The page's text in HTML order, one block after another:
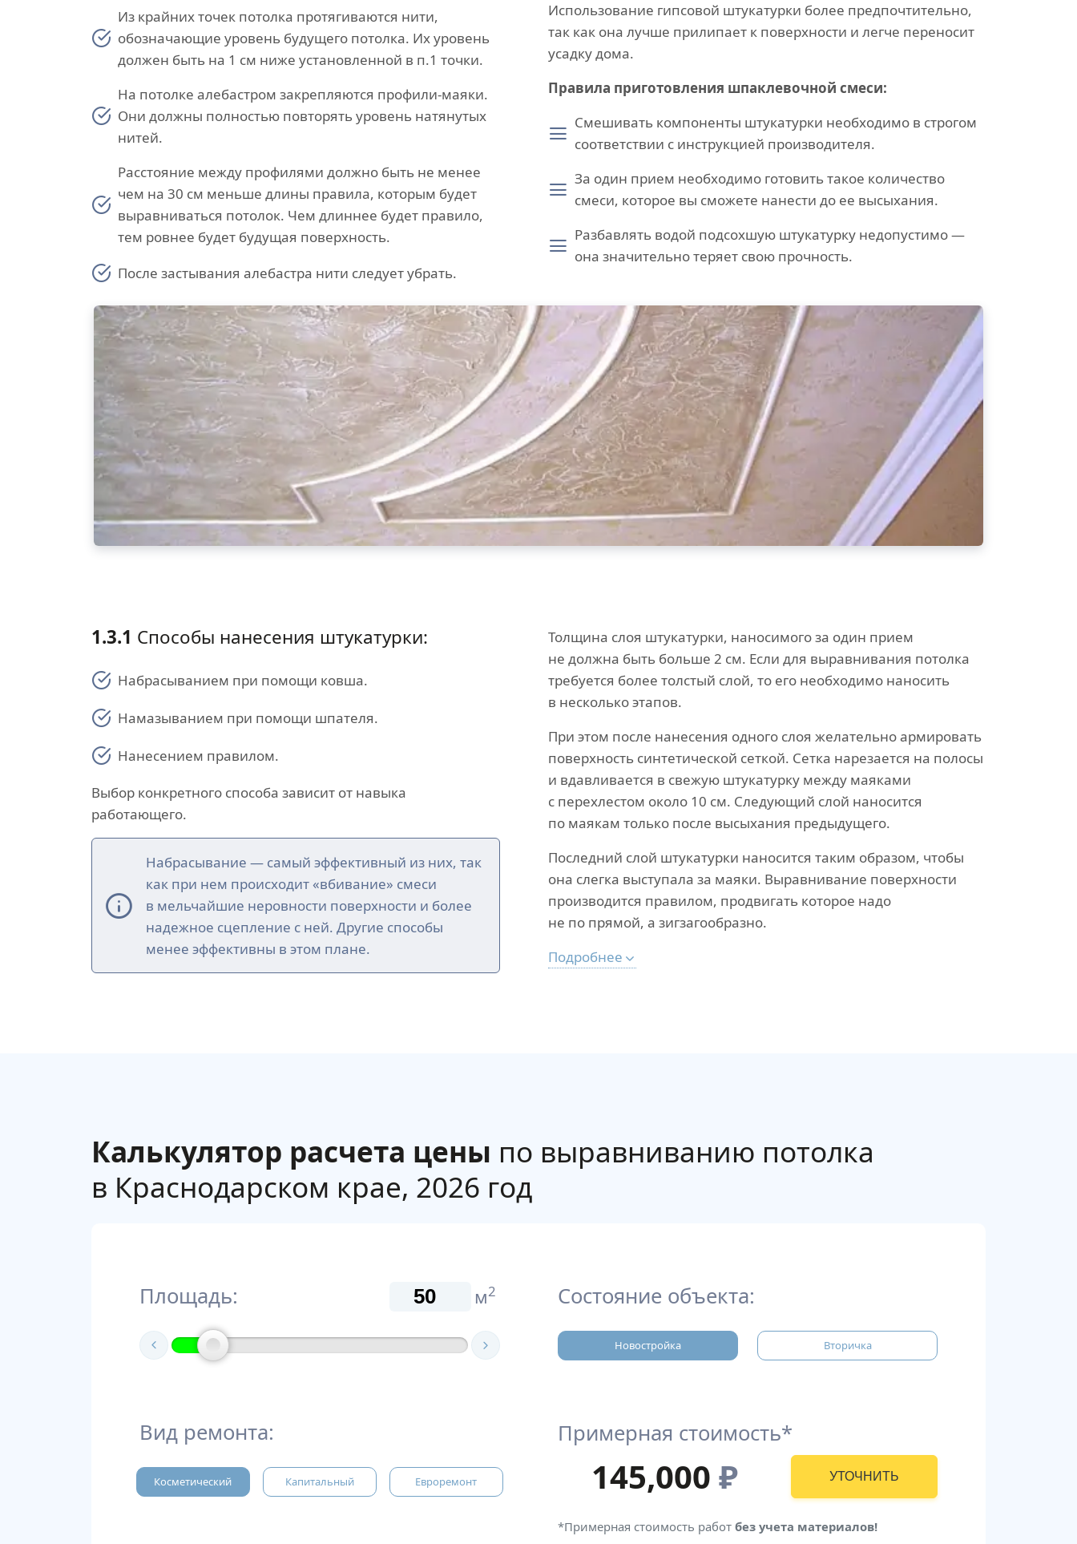
Из крайних точек потолка протягиваются нити,
обозначающие уровень будущего потолка. Их уровень
должен быть на 1 см ниже установленной в п.1 точки.
На потолке алебастром закрепляются профили-маяки.
Они должны полностью повторять уровень натянутых
нитей.
Расстояние между профилями должно быть не менее
чем на 30 см меньше длины правила, которым будет
выравниваться потолок. Чем длиннее будет правило,
тем ровнее будет будущая поверхность.
После застывания алебастра нити следует убрать.
Использование гипсовой штукатурки более предпочтительно,
так как она лучше прилипает к поверхности и легче переносит
усадку дома.
Правила приготовления шпаклевочной смеси:
Смешивать компоненты штукатурки необходимо в строгом
соответствии с инструкцией производителя.
За один прием необходимо готовить такое количество
смеси, которое вы сможете нанести до ее высыхания.
Разбавлять водой подсохшую штукатурку недопустимо —
она значительно теряет свою прочность.
1.3.1 Способы нанесения штукатурки:
Набрасыванием при помощи ковша.
Намазыванием при помощи шпателя.
Нанесением правилом.
Выбор конкретного способа зависит от навыка
работающего.
Набрасывание — самый эффективный из них, так
как при нем происходит «вбивание» смеси
в мельчайшие неровности поверхности и более
надежное сцепление с ней. Другие способы
менее эффективны в этом плане.
Толщина слоя штукатурки, наносимого за один прием
не должна быть больше 2 см. Если для выравнивания потолка
требуется более толстый слой, то его необходимо наносить
в несколько этапов.
При этом после нанесения одного слоя желательно армировать
поверхность синтетической сеткой. Сетка нарезается на полосы
и вдавливается в свежую штукатурку между маяками
с перехлестом около 10 см. Следующий слой наносится
по маякам только после высыхания предыдущего.
Последний слой штукатурки наносится таким образом, чтобы
она слегка выступала за маяки. Выравнивание поверхности
производится правилом, продвигать которое надо
не по прямой, а зигзагообразно.
Подробнее
Калькулятор расчета цены по выравниванию потолка
в Краснодарском крае, 2026 год
Площадь: м2
Вид ремонта:
Косметический Капитальный Евроремонт
Состояние объекта:
Новостройка Вторичка
Примерная стоимость*
145,000 ₽ УТОЧНИТЬ
*Примерная стоимость работ без учета материалов!